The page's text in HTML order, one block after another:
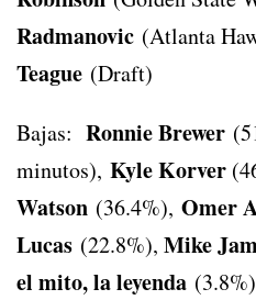
Radmanovic (Atlanta
Teague (Draft)
Bajas: Ronnie Brewer
minutos), Kyle Korver
Watson (36.4%), Omer
Lucas (22.8%), Mike
el mito, la leyenda (3.8%)